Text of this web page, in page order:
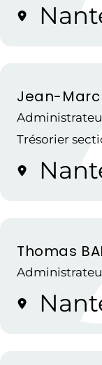
Jean-Marc
Trésorier
Thomas